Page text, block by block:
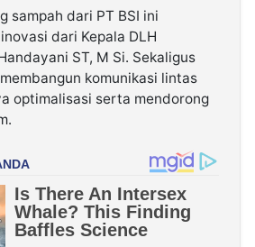
sampah dari PT BSI ini
dari Kepala DLH
ST, M Si. Sekaligus
komunikasi lintas
optimalisasi serta mendorong